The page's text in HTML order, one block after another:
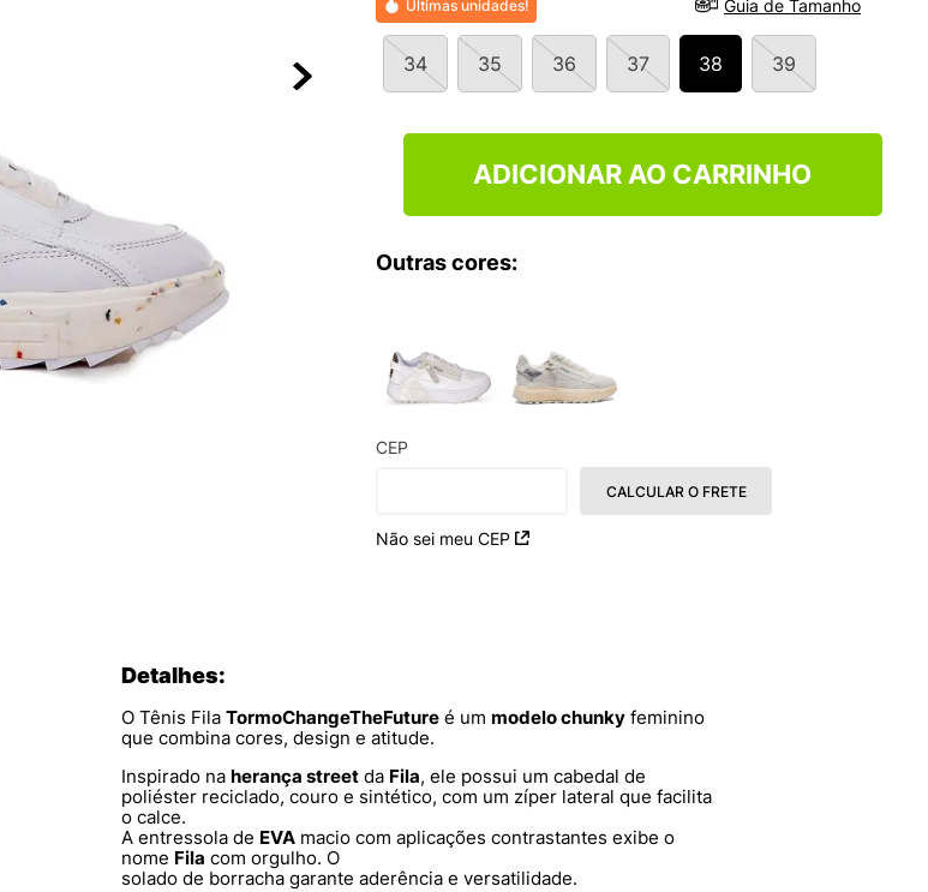
Últimas unidades! Guia de Tamanho
34 35 36 37 38 39
ADICIONAR AO CARRINHO
Outras cores:
CEP
Não sei meu CEP
CALCULAR O FRETE
Detalhes:
O Tênis Fila TormoChangeTheFuture é um modelo chunky feminino
que combina cores, design e atitude.
Inspirado na herança street da Fila, ele possui um cabedal de
poliéster reciclado, couro e sintético, com um zíper lateral que facilita
o calce.
A entressola de EVA macio com aplicações contrastantes exibe o
nome Fila com orgulho. O
solado de borracha garante aderência e versatilidade.